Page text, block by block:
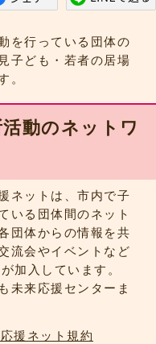
を行っている団体の
子ども・若者の居場
。
動のネットワ
ネットは、市内で子
いる団体間のネット
団体からの情報を共
流会やイベントなど
加入しています。
未来応援センターま
援ネット規約